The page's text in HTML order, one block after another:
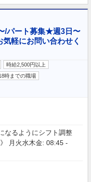
/パート募集★週3日〜
軽にお問い合わせく
時給2,500円以上
時までの職場
なるようにシフト調整
月火水木金: 08:45 -